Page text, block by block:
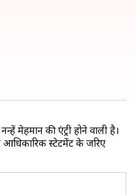
की एंट्री होने वाली है।
स्टेटमेंट के जरिए